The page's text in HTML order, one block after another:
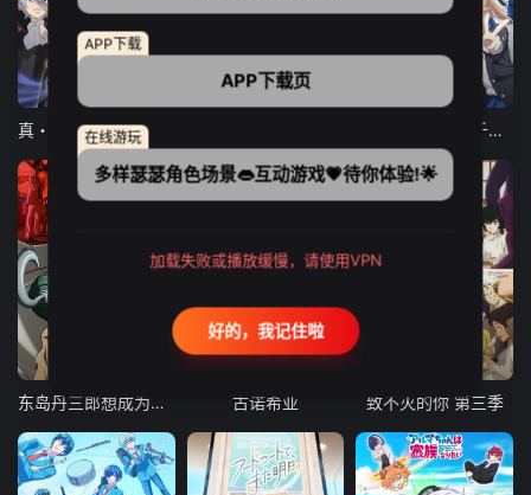
12集全
弹珠汽水瓶里的千岁同学
东岛丹三郎想成为假面骑士
更新至21集
古诺希亚 致不灭的你 第三季
APP下载
APP下载页
在线游玩
多样瑟瑟角色场景👄互动游戏💗待你体验!🌟
加载失败或播放缓慢，请使用VPN
好的，我记住啦